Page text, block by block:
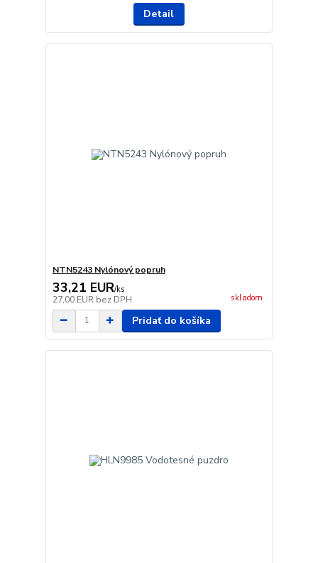
Detail
NTN5243 Nylónový popruh
33,21 EUR/ks
27,00 EUR bez DPH skladom
Pridať do košíka